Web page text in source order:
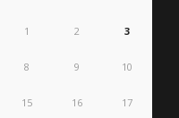
1 2 3
8 9 10
15 16 17